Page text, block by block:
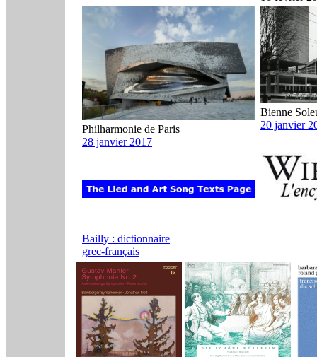
Philharmonie de Paris
28 janvier 2017
Bienne
20 janvier
Bailly : dictionnaire
grec-français